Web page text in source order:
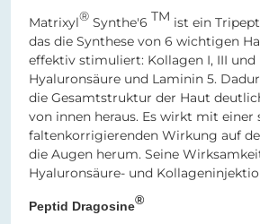
Matrixyl® Synthe′6 TM ist ein
das die Synthese von 6 wichtigen
effektiv stimuliert: Kollagen I, III und
Hyaluronsäure und Laminin 5.
die Gesamtstruktur der Haut
von innen heraus. Es wirkt mit einer
faltenkorrigierenden Wirkung auf
die Augen herum. Seine
Hyaluronsäure- und
Peptid Dragosine®